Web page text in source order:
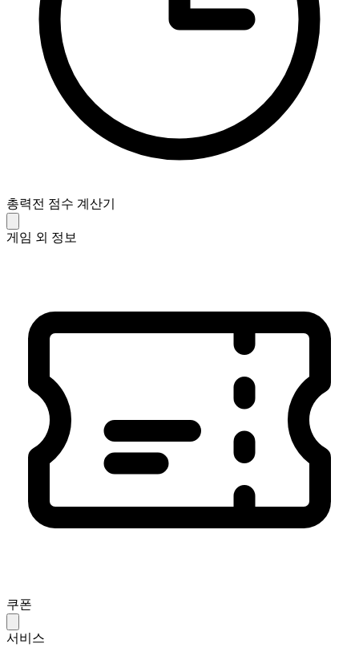
총력전 점수 계산기
게임 외 정보
쿠폰
서비스